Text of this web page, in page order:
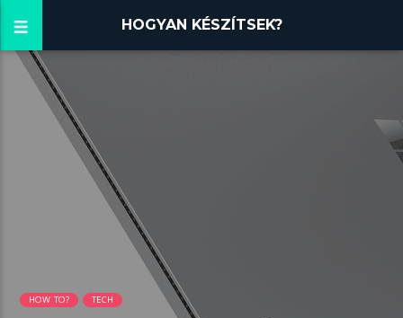
HOGYAN KÉSZÍTSEK?
HOW TO? TECH